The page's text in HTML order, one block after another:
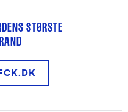
STØRSTE